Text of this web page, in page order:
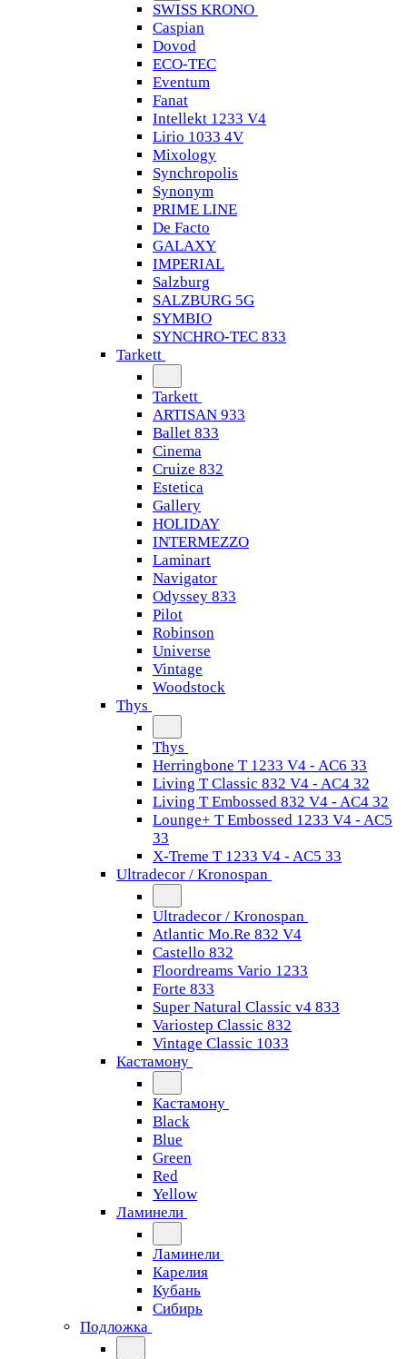
SWISS KRONO
Caspian
Dovod
ECO-TEC
Eventum
Fanat
Intellekt 1233 V4
Lirio 1033 4V
Mixology
Synchropolis
Synonym
PRIME LINE
De Facto
GALAXY
IMPERIAL
Salzburg
SALZBURG 5G
SYMBIO
SYNCHRO-TEC 833
Tarkett
Tarkett
ARTISAN 933
Ballet 833
Cinema
Cruize 832
Estetica
Gallery
HOLIDAY
INTERMEZZO
Laminart
Navigator
Odyssey 833
Pilot
Robinson
Universe
Vintage
Woodstock
Thys
Thys
Herringbone T 1233 V4 - AC6 33
Living T Classic 832 V4 - AC4 32
Living T Embossed 832 V4 - AC4 32
Lounge+ T Embossed 1233 V4 - AC5
33
X-Treme T 1233 V4 - AC5 33
Ultradecor / Kronospan
Ultradecor / Kronospan
Atlantic Mo.Re 832 V4
Castello 832
Floordreams Vario 1233
Forte 833
Super Natural Classic v4 833
Variostep Classic 832
Vintage Classic 1033
Кастамону
Кастамону
Black
Blue
Green
Red
Yellow
Ламинели
Ламинели
Карелия
Кубань
Сибирь
Подложка